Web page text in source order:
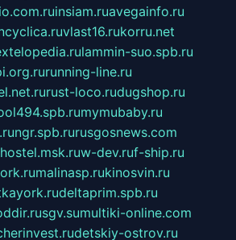
insiam.ruavegainfo.ru
vlast16.rukorru.net
lammin-suo.spb.ru
running-line.ru
rust-loco.rudugshop.ru
mymubaby.ru
ngr.spb.rurusgosnews.com
w-dev.ruf-ship.ru
malinasp.rukinosvin.ru
deltaprim.spb.ru
sgv.sumultiki-online.com
detskiy-ostrov.ru